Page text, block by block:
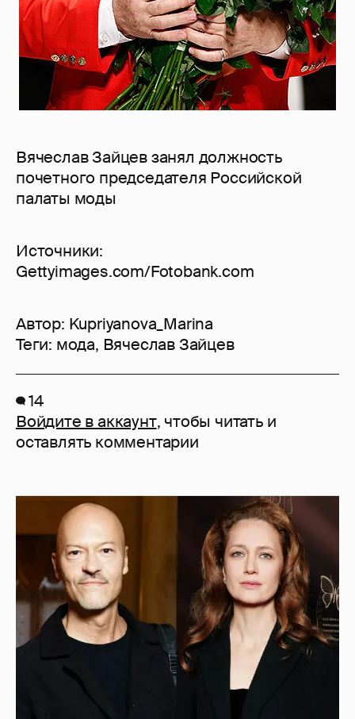
Вячеслав Зайцев занял должность
почетного председателя Российской
палаты моды
Источники:
Gettyimages.com/Fotobank.com
Автор: Kupriyanova_Marina
Теги: мода, Вячеслав Зайцев
14
Войдите в аккаунт, чтобы читать и
оставлять комментарии